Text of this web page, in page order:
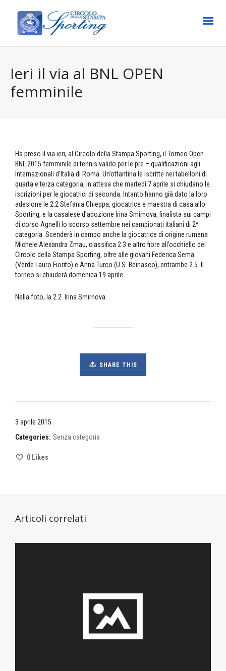
Ieri il via al BNL OPEN
femminile
Ha preso il via ieri, al Circolo della Stampa Sporting, il Torneo Open
BNL 2015 femminile di tennis valido per le pre – qualificazioni agli
Internazionali d’Italia di Roma. Un’ottantina le iscritte nei tabelloni di
quarta e terza categoria, in attesa che martedì 7 aprile si chiudano le
iscrizioni per le giocatrici di seconda. Intanto hanno già dato la loro
adesione le 2.2 Stefania Chieppa, giocatrice e maestra di casa allo
Sporting, e la casalese d’adozione Irina Smirnova, finalista sui campi
di corso Agnelli lo scorso settembre nei campionati italiani di 2^
categoria. Scenderà in campo anche la giocatrice di origine rumena
Michele Alexandra Zmau, classifica 2.3 e altro fiore all’occhiello del
Circolo della Stampa Sporting, oltre alle giovani Federica Sema
(Verde Lauro Fiorito) e Anna Turco (U.S. Beinasco), entrambe 2.5. Il
torneo si chiuderà domenica 19 aprile.
Nella foto, la 2.2 Irina Smirnova.
SHARE THIS
3 aprile 2015
Categories: Senza categoria
0 Likes
Articoli correlati